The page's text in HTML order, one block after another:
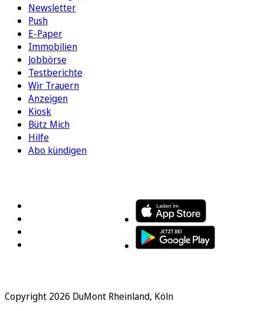
Newsletter
Push
E-Paper
Immobilien
Jobbörse
Testberichte
Wir Trauern
Anzeigen
Kiosk
Bütz Mich
Hilfe
Abo kündigen
Copyright 2026 DuMont Rheinland, Köln